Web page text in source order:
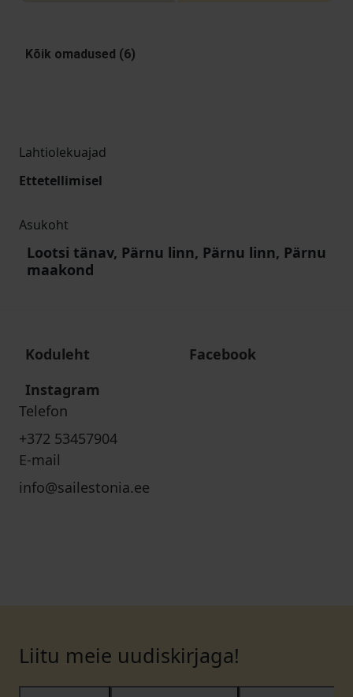
Kõik omadused (6)
Lahtiolekuajad
Ettetellimisel
Asukoht
Lootsi tänav, Pärnu linn, Pärnu linn, Pärnu
maakond
Koduleht
Facebook
Instagram
Telefon
+372 53457904
E-mail
info@sailestonia.ee
Liitu meie uudiskirjaga!